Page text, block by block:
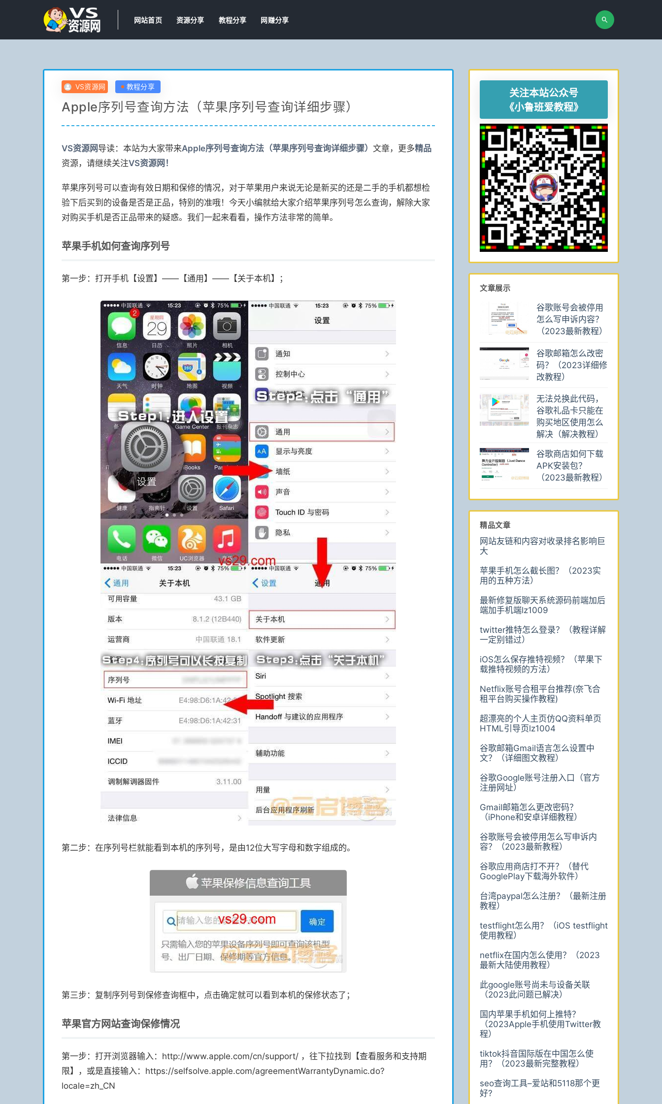
网站首页 资源分享 教程分享 网赚分享
VS资源网 教程分享
Apple序列号查询方法（苹果序列号查询详细步骤）
VS资源网 导读：本站为大家带来Apple序列号查询方法（苹果序列号查询详细步骤） 文章，更多精品
资源，请继续关注VS资源网！
苹果序列号可以查询有效日期和保修的情况，对于苹果用户来说无论是新买的还是二手的手机都想检
验下后买到的设备是否是正品，特别的准哦！今天小编就给大家介绍苹果序列号怎么查询，解除大家
对购买手机是否正品带来的疑惑。我们一起来看看，操作方法非常的简单。
苹果手机如何查询序列号
第一步：打开手机【设置】——【通用】——【关于本机】；
第二步：在序列号栏就能看到本机的序列号，是由12位大写字母和数字组成的。
第三步：复制序列号到保修查询框中，点击确定就可以看到本机的保修状态了；
苹果官方网站查询保修情况
第一步：打开浏览器输入：http://www.apple.com/cn/support/ ，往下拉找到【查看服务和支持期
限】，或是直接输入：https://selfsolve.apple.com/agreementWarrantyDynamic.do?
locale=zh_CN
关注本站公众号
《小鲁班爱教程》
文章展示
谷歌账号会被停用
怎么写申诉内容？
（2023最新教程）
谷歌邮箱怎么改密
码？（2023详细修
改教程）
无法兑换此代码，
谷歌礼品卡只能在
购买地区使用怎么
解决（解决教程）
谷歌商店如何下载
APK安装包？
（2023最新教程）
精品文章
网站友链和内容对收录排名影响巨
大
苹果手机怎么截长图？（2023实
用的五种方法）
最新修复版聊天系统源码前端加后
端加手机端lz1009
twitter推特怎么登录？（教程详解
一定别错过）
iOS怎么保存推特视频？（苹果下
载推特视频的方法）
Netflix账号合租平台推荐(奈飞合
租平台购买操作教程)
超漂亮的个人主页仿QQ资料单页
HTML引导页lz1004
谷歌邮箱Gmail语言怎么设置中
文？（详细图文教程）
谷歌Google账号注册入口（官方
注册网址）
Gmail邮箱怎么更改密码？
（iPhone和安卓详细教程）
谷歌账号会被停用怎么写申诉内
容？（2023最新教程）
谷歌应用商店打不开？（替代
GooglePlay下载海外软件）
台湾paypal怎么注册？（最新注册
教程）
testflight怎么用？（iOS testflight
使用教程）
netflix在国内怎么使用？（2023
最新大陆使用教程）
此google账号尚未与设备关联
（2023此问题已解决）
国内苹果手机如何上推特？
（2023Apple手机使用Twitter教
程）
tiktok抖音国际版在中国怎么使
用？（2023最新完整教程）
seo查询工具–爱站和5118那个更
好?